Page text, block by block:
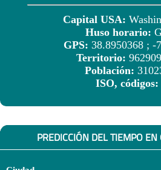
Capital USA:
Huso horario:
GPS: 38.8950368 ; -
Territorio:
Población:
ISO, códigos:
PREDICCIÓN DEL TIEMPO